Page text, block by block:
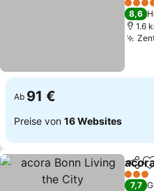
4
8,6
1.6
Ab 91 €
Preise von 16 Websites
Teilen
3 Sterne
7,7